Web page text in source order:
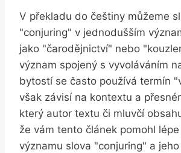
V překladu do češtiny můžeme
"conjuring" v jednodušším
jako "čarodějnictví" nebo
význam spojený s vyvoláváním
bytostí se často používá termín
však závisí na kontextu a
který autor textu či mluvčí
že vám tento článek pomohl
významu slova "conjuring" a